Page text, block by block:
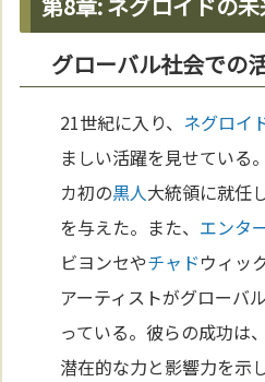
第8章: ネグロイドの
グローバル社会での
21世紀に入り、 ネグロイ
ましい活躍を見せている
カ初の黒人大統領に就任
を与えた。また、 エンタ
ビヨンセやチャドウィッ
アーティストがグローバ
っている。彼らの成功は、
潜在的な力と影響力を示